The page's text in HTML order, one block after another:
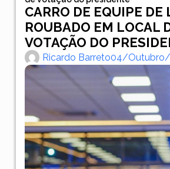
CARRO DE EQUIPE DE
ROUBADO EM LOCAL
VOTAÇÃO DO
Ricardo Barreto04/outubro/